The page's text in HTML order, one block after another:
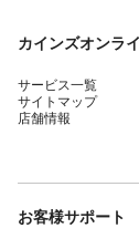
カインズオンラ
サービス一覧
サイトマップ
店舗情報
お客様サポート